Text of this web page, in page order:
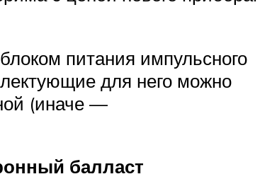
питания импульсного
для него можно
(иначе —
балласт